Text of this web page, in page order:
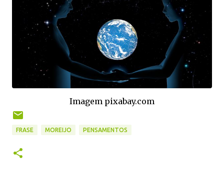
Imagem pixabay.com
FRASE MOREIJO PENSAMENTOS